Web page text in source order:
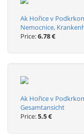
Ak Hořice v
Nemocnice,
Price:6.78 €
Ak Hořice v
Gesamtansicht
Price:5.5 €